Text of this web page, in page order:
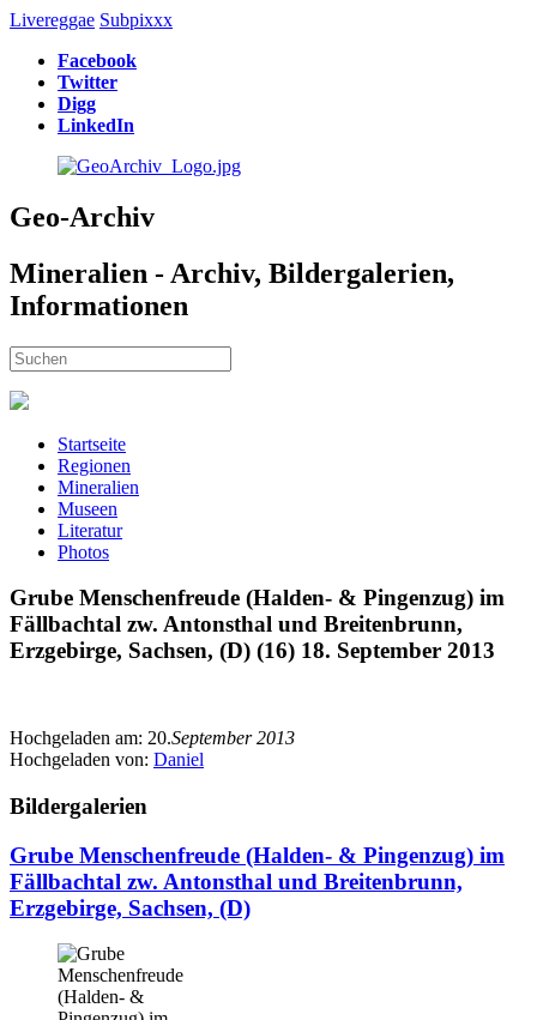
Livereggae Subpixxx
Facebook
Twitter
Digg
LinkedIn
Geo-Archiv
Mineralien - Archiv, Bildergalerien,
Informationen
Startseite
Regionen
Mineralien
Museen
Literatur
Photos
Grube Menschenfreude (Halden- & Pingenzug) im
Fällbachtal zw. Antonsthal und Breitenbrunn,
Erzgebirge, Sachsen, (D) (16) 18. September 2013
Hochgeladen am: 20.September 2013
Hochgeladen von: Daniel
Bildergalerien
Grube Menschenfreude (Halden- & Pingenzug) im
Fällbachtal zw. Antonsthal und Breitenbrunn,
Erzgebirge, Sachsen, (D)